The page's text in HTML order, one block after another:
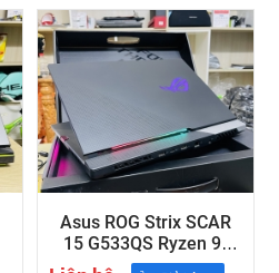
Asus ROG Strix SCAR
15 G533QS Ryzen 9-
5900HX || 32GB || SSD